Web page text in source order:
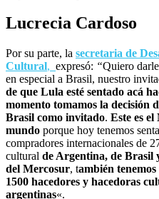
Lucrecia Cardoso
Por su parte, la secretaria de
Cultural, expresó: “Quiero
en especial a Brasil, nuestro
de que Lula esté sentado acá
momento tomamos la decisión
Brasil como invitado. Este es
mundo porque hoy tenemos
compradores internacionales de
cultural de Argentina, de Brasil
del Mercosur, también
1500 hacedores y hacedoras
argentinas«.